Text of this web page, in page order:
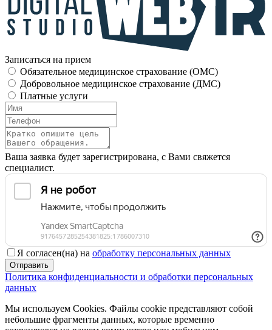
Записаться на прием
Обязательное медицинское страхование (OMC)
Добровольное медицинское страхование (ДМС)
Платные услуги
Ваша заявка будет зарегистрирована, с Вами свяжется
специалист.
Я согласен(на) на обработку персональных данных
Отправить
Политика конфиденциальности и обработки персональных
данных
Мы используем Cookies. Файлы cookie представляют собой
небольшие фрагменты данных, которые временно